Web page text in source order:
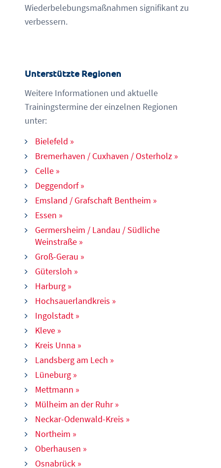
Wiederbelebungsmaßnahmen signifikant zu
verbessern.
Unterstützte Regionen
Weitere Informationen und aktuelle
Trainingstermine der einzelnen Regionen
unter:
Bielefeld »
Bremerhaven / Cuxhaven / Osterholz »
Celle »
Deggendorf »
Emsland / Grafschaft Bentheim »
Essen »
Germersheim / Landau / Südliche
Weinstraße »
Groß-Gerau »
Gütersloh »
Harburg »
Hochsauerlandkreis »
Ingolstadt »
Kleve »
Kreis Unna »
Landsberg am Lech »
Lüneburg »
Mettmann »
Mülheim an der Ruhr »
Neckar-Odenwald-Kreis »
Northeim »
Oberhausen »
Osnabrück »